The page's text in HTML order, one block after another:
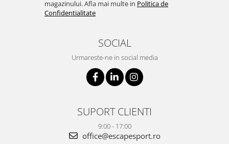
magazinului. Afla mai multe in Politica de
Confidentialitate
SOCIAL
Urmareste-ne in social media
SUPORT CLIENTI
9:00 - 17:00
office@escapesport.ro